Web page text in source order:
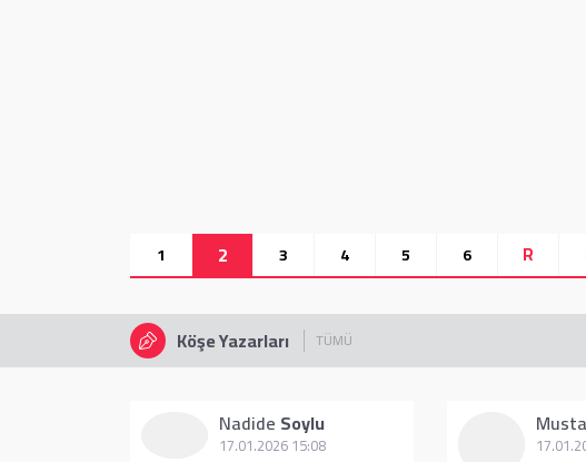
1 2 3 4 5 6 R
Köşe Yazarları TÜMÜ
Nadide Soylu
17.01.2026 15:08